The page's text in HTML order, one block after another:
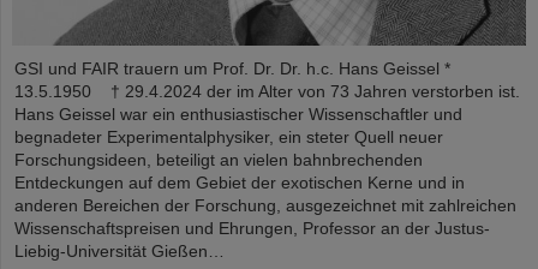
GSI und FAIR trauern um Prof. Dr. Dr. h.c. Hans Geissel *
13.5.1950 † 29.4.2024 der im Alter von 73 Jahren verstorben ist.
Hans Geissel war ein enthusiastischer Wissenschaftler und
begnadeter Experimentalphysiker, ein steter Quell neuer
Forschungsideen, beteiligt an vielen bahnbrechenden
Entdeckungen auf dem Gebiet der exotischen Kerne und in
anderen Bereichen der Forschung, ausgezeichnet mit zahlreichen
Wissenschaftspreisen und Ehrungen, Professor an der Justus-
Liebig-Universität Gießen…